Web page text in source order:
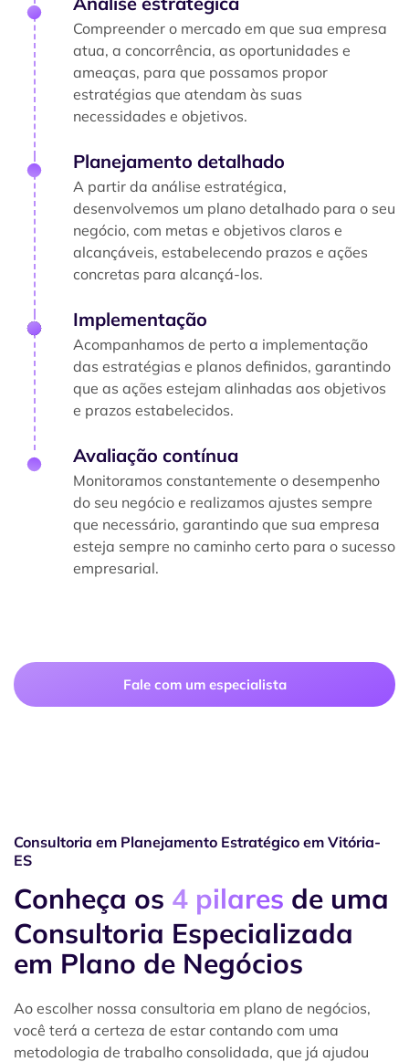
Fale com um especialista
Compreender o mercado em que sua empresa
atua, a concorrência, as oportunidades e
ameaças, para que possamos propor
estratégias que atendam às suas
necessidades e objetivos.
Planejamento detalhado
A partir da análise estratégica,
desenvolvemos um plano detalhado para o seu
negócio, com metas e objetivos claros e
alcançáveis, estabelecendo prazos e ações
concretas para alcançá-los.
Implementação
Acompanhamos de perto a implementação
das estratégias e planos definidos, garantindo
que as ações estejam alinhadas aos objetivos
e prazos estabelecidos.
Avaliação contínua
Monitoramos constantemente o desempenho
do seu negócio e realizamos ajustes sempre
que necessário, garantindo que sua empresa
esteja sempre no caminho certo para o sucesso
empresarial.
Consultoria em Planejamento Estratégico em Vitória-
ES
Conheça os 4 pilares de uma
Consultoria Especializada
em Plano de Negócios
Ao escolher nossa consultoria em plano de negócios,
você terá a certeza de estar contando com uma
metodologia de trabalho consolidada, que já ajudou